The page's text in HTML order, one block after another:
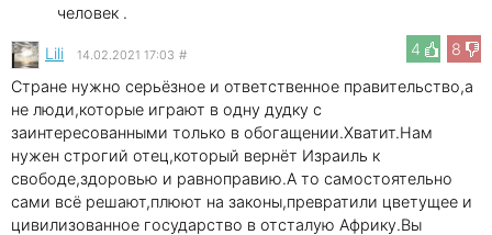
человек .
4
8
Lili 14.02.2021 17:03 #
Стране нужно серьёзное и ответственное правительство,а
не люди,которые играют в одну дудку с
заинтересованными только в обогащении.Хватит.Нам
нужен строгий отец,который вернёт Израиль к
свободе,здоровью и равноправию.А то самостоятельно
сами всё решают,плюют на законы,превратили цветущее и
цивилизованное государство в отсталую Африку.Вы